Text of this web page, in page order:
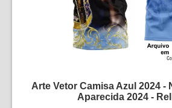
Arte Vetor Camisa Azul 2024 -
Aparecida 2024 -